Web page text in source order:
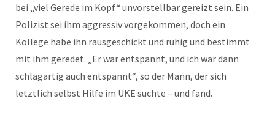
bei „viel Gerede im Kopf“ unvorstellbar gereizt sein. Ein
Polizist sei ihm aggressiv vorgekommen, doch ein
Kollege habe ihn rausgeschickt und ruhig und bestimmt
mit ihm geredet. „Er war entspannt, und ich war dann
schlagartig auch entspannt“, so der Mann, der sich
letztlich selbst Hilfe im UKE suchte – und fand.